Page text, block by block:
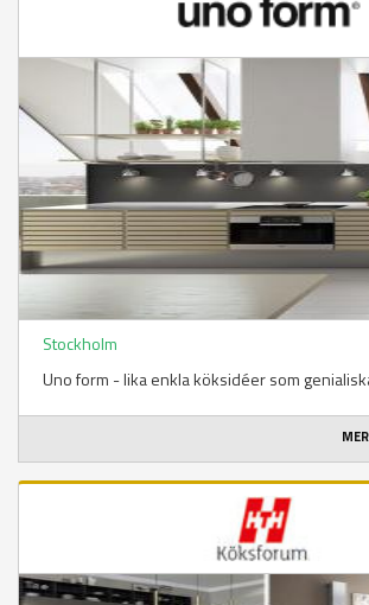
Stockholm
Uno form - lika enkla köksidéer som